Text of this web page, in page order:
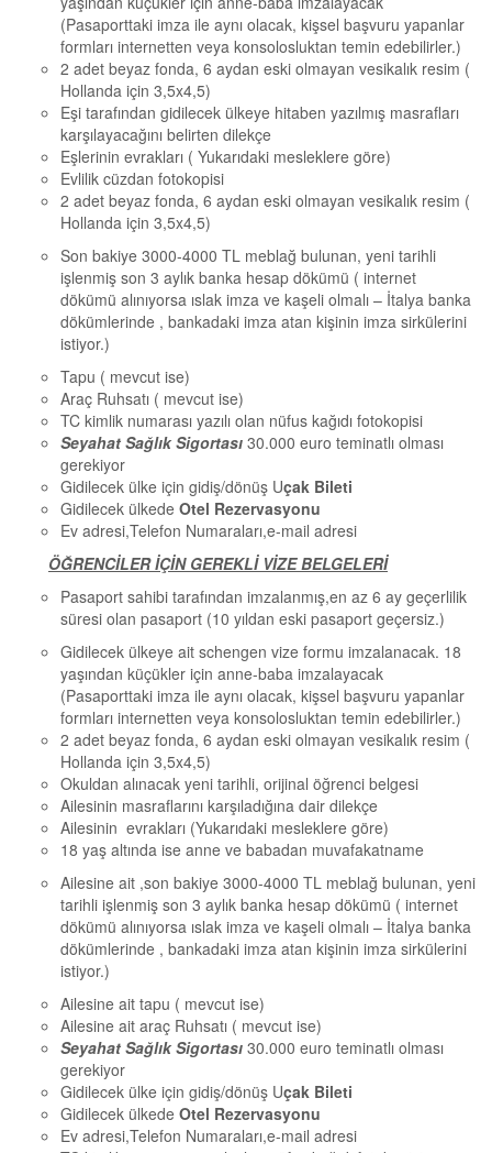
(Pasaporttaki imza ile aynı olacak, kişsel başvuru yapanlar
formları internetten veya konsolosluktan temin edebilirler.)
2 adet beyaz fonda, 6 aydan eski olmayan vesikalık resim (
Hollanda için 3,5x4,5)
Eşi tarafından gidilecek ülkeye hitaben yazılmış masrafları
karşılayacağını belirten dilekçe
Eşlerinin evrakları ( Yukarıdaki mesleklere göre)
Evlilik cüzdan fotokopisi
2 adet beyaz fonda, 6 aydan eski olmayan vesikalık resim (
Hollanda için 3,5x4,5)
Son bakiye 3000-4000 TL meblağ bulunan, yeni tarihli
işlenmiş son 3 aylık banka hesap dökümü ( internet
dökümü alınıyorsa ıslak imza ve kaşeli olmalı – İtalya banka
dökümlerinde , bankadaki imza atan kişinin imza sirkülerini
istiyor.)
Tapu ( mevcut ise)
Araç Ruhsatı ( mevcut ise)
TC kimlik numarası yazılı olan nüfus kağıdı fotokopisi
Seyahat Sağlık Sigortası 30.000 euro teminatlı olması
gerekiyor
Gidilecek ülke için gidiş/dönüş Uçak Bileti
Gidilecek ülkede Otel Rezervasyonu
Ev adresi,Telefon Numaraları,e-mail adresi
ÖĞRENCİLER İÇİN GEREKLİ VİZE BELGELERİ
Pasaport sahibi tarafından imzalanmış,en az 6 ay geçerlilik
süresi olan pasaport (10 yıldan eski pasaport geçersiz.)
Gidilecek ülkeye ait schengen vize formu imzalanacak. 18
yaşından küçükler için anne-baba imzalayacak
(Pasaporttaki imza ile aynı olacak, kişsel başvuru yapanlar
formları internetten veya konsolosluktan temin edebilirler.)
2 adet beyaz fonda, 6 aydan eski olmayan vesikalık resim (
Hollanda için 3,5x4,5)
Okuldan alınacak yeni tarihli, orijinal öğrenci belgesi
Ailesinin masraflarını karşıladığına dair dilekçe
Ailesinin evrakları (Yukarıdaki mesleklere göre)
18 yaş altında ise anne ve babadan muvafakatname
Ailesine ait ,son bakiye 3000-4000 TL meblağ bulunan, yeni
tarihli işlenmiş son 3 aylık banka hesap dökümü ( internet
dökümü alınıyorsa ıslak imza ve kaşeli olmalı – İtalya banka
dökümlerinde , bankadaki imza atan kişinin imza sirkülerini
istiyor.)
Ailesine ait tapu ( mevcut ise)
Ailesine ait araç Ruhsatı ( mevcut ise)
Seyahat Sağlık Sigortası 30.000 euro teminatlı olması
gerekiyor
Gidilecek ülke için gidiş/dönüş Uçak Bileti
Gidilecek ülkede Otel Rezervasyonu
Ev adresi,Telefon Numaraları,e-mail adresi